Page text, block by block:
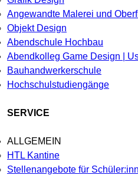
Angewandte Malerei und
Objekt Design
Abendschule Hochbau
Abendkolleg Game Design |
Bauhandwerkerschule
Hochschulstudiengänge
SERVICE
ALLGEMEIN
HTL Kantine
Stellenangebote für